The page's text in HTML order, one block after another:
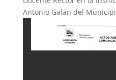
Antonio Galán del